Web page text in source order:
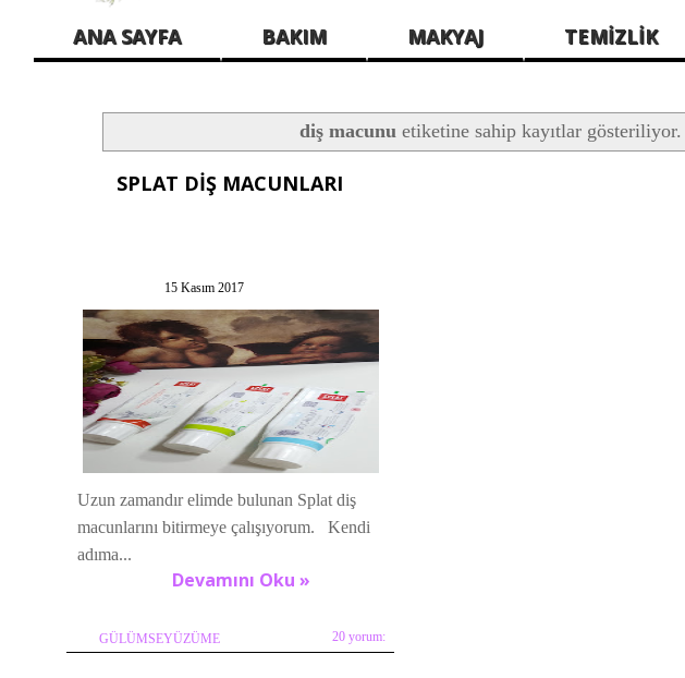
ANA SAYFA BAKIM MAKYAJ TEMİZLİK
diş macunu etiketine sahip kayıtlar gösteriliyor.
SPLAT DİŞ MACUNLARI
15 Kasım 2017
Uzun zamandır elimde bulunan Splat diş
macunlarını bitirmeye çalışıyorum. Kendi
adıma...
Devamını Oku »
GÜLÜMSEYÜZÜME 20 yorum: